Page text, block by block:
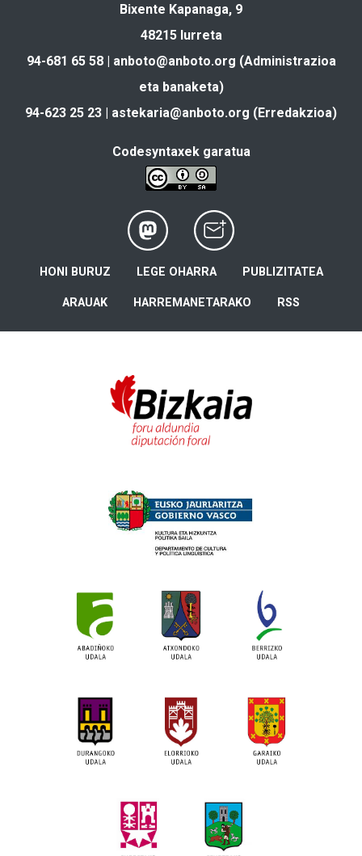
Bixente Kapanaga, 9
48215 Iurreta
94-681 65 58 | anboto@anboto.org (Administrazioa
eta banaketa)
94-623 25 23 | astekaria@anboto.org (Erredakzioa)
Codesyntaxek garatua
HONI BURUZ LEGE OHARRA PUBLIZITATEA
ARAUAK HARREMANETARAKO RSS